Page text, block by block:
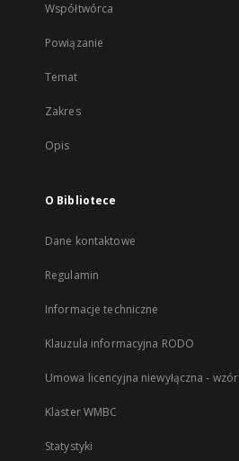
Współtwórca
Powiązanie
Temat
Zakres
Opis
O Bibliotece
Dane kontaktowe
Regulamin
Informacje techniczne
Klauzula informacyjna RODO
Umowa licencyjna niewyłączna - wzór
Klaster WMBC
Statystyki